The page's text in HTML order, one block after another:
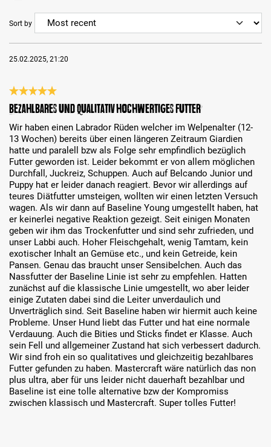
Sort by
25.02.2025, 21:20
Review with rating of 5 out of 5 stars
Bezahlbares und qualitativ hochwertiges Futter
Wir haben einen Labrador Rüden welcher im Welpenalter (12-
13 Wochen) bereits über einen längeren Zeitraum Giardien
hatte und paralell bzw als Folge sehr empfindlich bezüglich
Futter geworden ist. Leider bekommt er von allem möglichen
Durchfall, Juckreiz, Schuppen. Auch auf Belcando Junior und
Puppy hat er leider danach reagiert. Bevor wir allerdings auf
teures Diätfutter umsteigen, wollten wir einen letzten Versuch
wagen. Als wir dann auf Baseline Young umgestellt haben, hat
er keinerlei negative Reaktion gezeigt. Seit einigen Monaten
geben wir ihm das Trockenfutter und sind sehr zufrieden, und
unser Labbi auch. Hoher Fleischgehalt, wenig Tamtam, kein
exotischer Inhalt an Gemüse etc., und kein Getreide, kein
Pansen. Genau das braucht unser Sensibelchen. Auch das
Nassfutter der Baseline Linie ist sehr zu empfehlen. Hatten
zunächst auf die klassische Linie umgestellt, wo aber leider
einige Zutaten dabei sind die Leiter unverdaulich und
Unverträglich sind. Seit Baseline haben wir hiermit auch keine
Probleme. Unser Hund liebt das Futter und hat eine normale
Verdauung. Auch die Bities und Sticks findet er Klasse. Auch
sein Fell und allgemeiner Zustand hat sich verbessert dadurch.
Wir sind froh ein so qualitatives und gleichzeitig bezahlbares
Futter gefunden zu haben. Mastercraft wäre natürlich das non
plus ultra, aber für uns leider nicht dauerhaft bezahlbar und
Baseline ist eine tolle alternative bzw der Kompromiss
zwischen klassisch und Mastercraft. Super tolles Futter!